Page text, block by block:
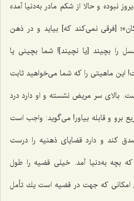
نبوده و حالا از شكم مادر به‌دنیا آمده
»؛ [فرقی نمی‌کند که] بیاید و در ذهن
را بچیند [یا نچیند]! شما بچینى یا
این ماهیتى را كه شما مى‌خواهید ثابت
بالاى سر مریض نشسته و او دارد درد
برو و قابله بیاور! مى‌گوید: واجب است
كند و دارد قضایاى ذهنیه را درست
بچه به‌دنیا آمد. خیلى قضیه را طول‌
كه جهت در قضیه است یك تأمل